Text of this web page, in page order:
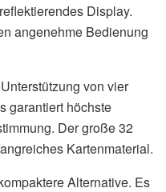
Display.
angenehme Bedienung
von vier
garantiert höchste
Der große 32
Kartenmaterial.
Alternative. Es